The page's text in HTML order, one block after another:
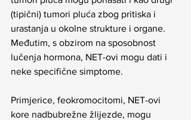
(tipični) tumori pluća zbog pritiska i
urastanja u okolne strukture i organe.
Međutim, s obzirom na sposobnost
lučenja hormona, NET-ovi mogu dati i
neke specifične simptome.
Primjerice, feokromocitomi, NET-ovi
kore nadbubrežne žlijezde, mogu